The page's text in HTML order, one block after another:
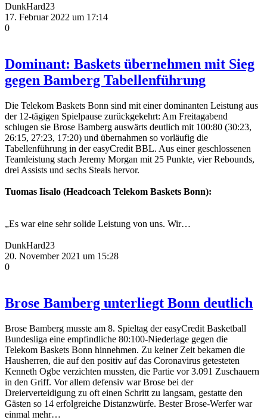
DunkHard23
17. Februar 2022 um 17:14
0
Dominant: Baskets übernehmen mit Sieg
gegen Bamberg Tabellenführung
Die Telekom Baskets Bonn sind mit einer dominanten Leistung aus
der 12-tägigen Spielpause zurückgekehrt: Am Freitagabend
schlugen sie Brose Bamberg auswärts deutlich mit 100:80 (30:23,
26:15, 27:23, 17:20) und übernahmen so vorläufig die
Tabellenführung in der easyCredit BBL. Aus einer geschlossenen
Teamleistung stach Jeremy Morgan mit 25 Punkte, vier Rebounds,
drei Assists und sechs Steals hervor.
Tuomas Iisalo (Headcoach Telekom Baskets Bonn):
„Es war eine sehr solide Leistung von uns. Wir…
DunkHard23
20. November 2021 um 15:28
0
Brose Bamberg unterliegt Bonn deutlich
Brose Bamberg musste am 8. Spieltag der easyCredit Basketball
Bundesliga eine empfindliche 80:100-Niederlage gegen die
Telekom Baskets Bonn hinnehmen. Zu keiner Zeit bekamen die
Hausherren, die auf den positiv auf das Coronavirus getesteten
Kenneth Ogbe verzichten mussten, die Partie vor 3.091 Zuschauern
in den Griff. Vor allem defensiv war Brose bei der
Dreierverteidigung zu oft einen Schritt zu langsam, gestatte den
Gästen so 14 erfolgreiche Distanzwürfe. Bester Brose-Werfer war
einmal mehr…